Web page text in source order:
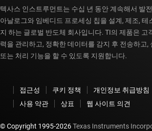
텍사스 인스트루먼트는 수십 년 동안 계속해서 발
아날로그와 임베디드 프로세싱 칩을 설계, 제조, 테
지 하는 글로벌 반도체 회사입니다. TI의 제품은 고
력을 관리하고, 정확한 데이터를 감지 후 전송하고,
또는 처리 기능을 할 수 있도록 지원합니다.
접근성 쿠키 정책 개인정보 취급방침
사용 약관
상표 웹 사이트 의견
© Copyright 1995-2026Texas Instruments